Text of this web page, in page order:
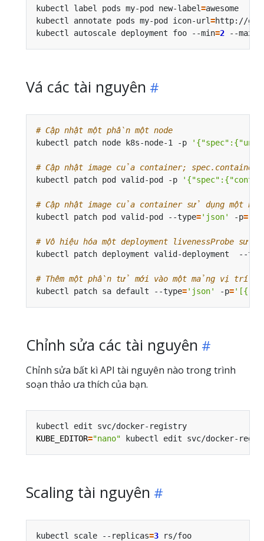
kubectl label pods my-pod new-label=
kubectl annotate pods my-pod icon-url=http://
kubectl autoscale deployment foo --min=2 --max
Vá các tài nguyên
# Cập nhật một phần một node
kubectl patch node k8s-node-1 -p
# Cập nhật image của container;
kubectl patch pod valid-pod -p
# Cập nhật image của container sử dụng một
kubectl patch pod valid-pod --type='json' -p=
# Vô hiệu hóa một deployment livenessProbe
kubectl patch deployment valid-deployment  --
# Thêm một phần tử mới vào một mảng vị trí
kubectl patch sa default --type='json' -p=
Chỉnh sửa các tài nguyên
Chỉnh sửa bất kì API tài nguyên nào trong trình
soạn thảo ưa thích của bạn.
kubectl edit svc/docker-
KUBE_EDITOR="nano" kubectl edit svc/docker-
Scaling tài nguyên
kubectl scale --replicas=3 rs/